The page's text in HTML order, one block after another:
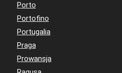
Porto
Portofino
Portugalia
Praga
Prowansja